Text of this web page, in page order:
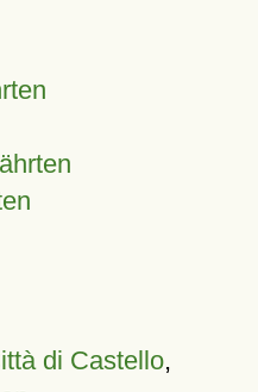
di Castello,